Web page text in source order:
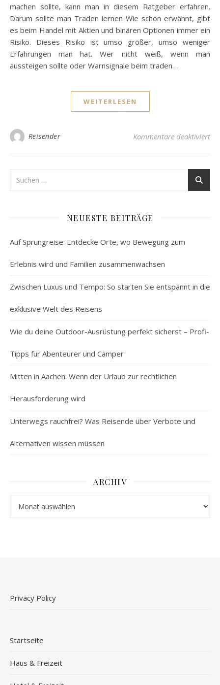
machen sollte, kann man in diesem Ratgeber erfahren.
Darum sollte man Traden lernen Wie schon erwähnt, gibt
es beim Handel mit Aktien und binären Optionen immer ein
Risiko. Dieses Risiko ist umso größer, umso weniger
Erfahrungen man hat. Wer nicht weiß, wenn man
aussteigen sollte oder Warnsignale beim traden…
WEITERLESEN
Reisender Kommentare deaktiviertfür
NEUESTE BEITRÄGE
Auf Sprungreise: Entdecke Orte, wo Bewegung zum
Erlebnis wird und Familien zusammenwachsen
Zwischen Luxus und Tempo: So starten Sie entspannt in die
exklusive Welt des Reisens
Wie du deine Outdoor-Ausrüstung perfekt sicherst – Profi-
Tipps für Abenteurer und Camper
Mitten in Aachen: Wenn der Urlaub zur rechtlichen
Herausforderung wird
Unterwegs rauchfrei? Was Reisende über Verbote und
Alternativen wissen müssen
ARCHIV
Privacy Policy
Startseite
Haus & Freizeit